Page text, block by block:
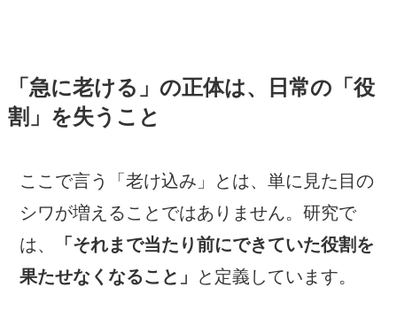
「急に老ける」の正体は、日常の「役
割」を失うこと
ここで言う「老け込み」とは、単に見た目の
シワが増えることではありません。研究で
は、
「それまで当たり前にできていた役割を
果たせなくなること」
と定義しています。